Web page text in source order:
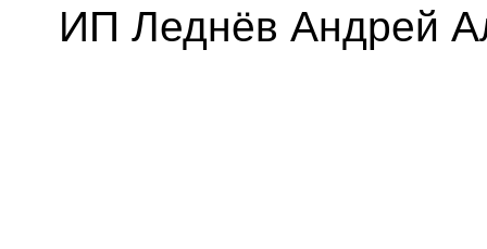
ИП Леднёв Андрей